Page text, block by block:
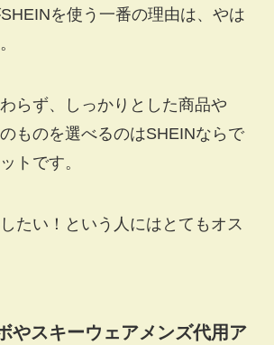
を使う一番の理由は、やは
。
らず、しっかりとした商品や
ものを選べるのはSHEINならで
トです。
たい！という人にはとてもオス
やスキーウェアメンズ代用ア